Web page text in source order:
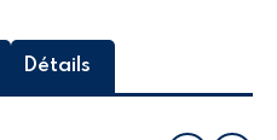
Détails